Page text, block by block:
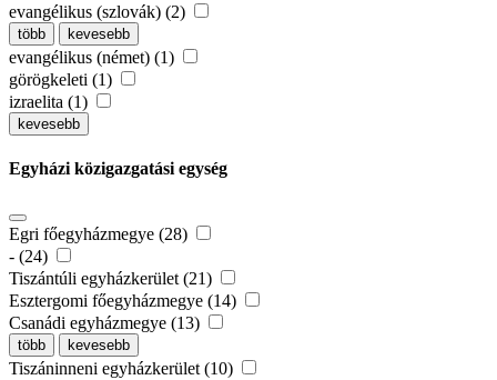
evangélikus (szlovák) (2)
több kevesebb
evangélikus (német) (1)
görögkeleti (1)
izraelita (1)
kevesebb
Egyházi közigazgatási egység
Egri főegyházmegye (28)
- (24)
Tiszántúli egyházkerület (21)
Esztergomi főegyházmegye (14)
Csanádi egyházmegye (13)
több kevesebb
Tiszáninneni egyházkerület (10)